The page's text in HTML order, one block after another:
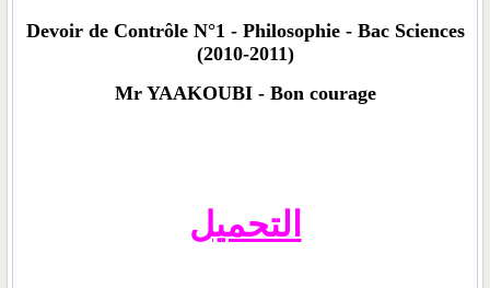
Devoir de Contrôle N°1 - Philosophie - Bac Sciences
(2010-2011)
Mr YAAKOUBI - Bon courage
التحميل